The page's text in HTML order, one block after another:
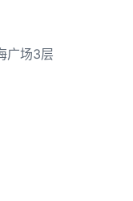
广场3层